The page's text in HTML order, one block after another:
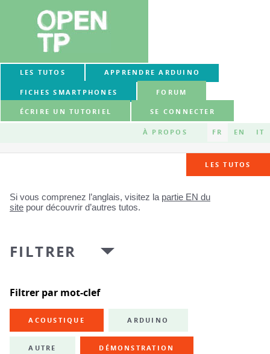
LES TUTOS APPRENDRE ARDUINO
FICHES SMARTPHONES FORUM
ÉCRIRE UN TUTORIEL SE CONNECTER
À PROPOS FR EN IT
LES TUTOS
Si vous comprenez l’anglais, visitez la partie EN du
site pour découvrir d’autres tutos.
FILTRER
Filtrer par mot-clef
ACOUSTIQUE ARDUINO
AUTRE DÉMONSTRATION